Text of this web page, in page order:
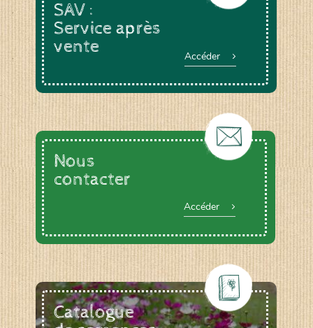
SAV :
Service après
vente
Accéder
Nous
contacter
Accéder
Catalogue